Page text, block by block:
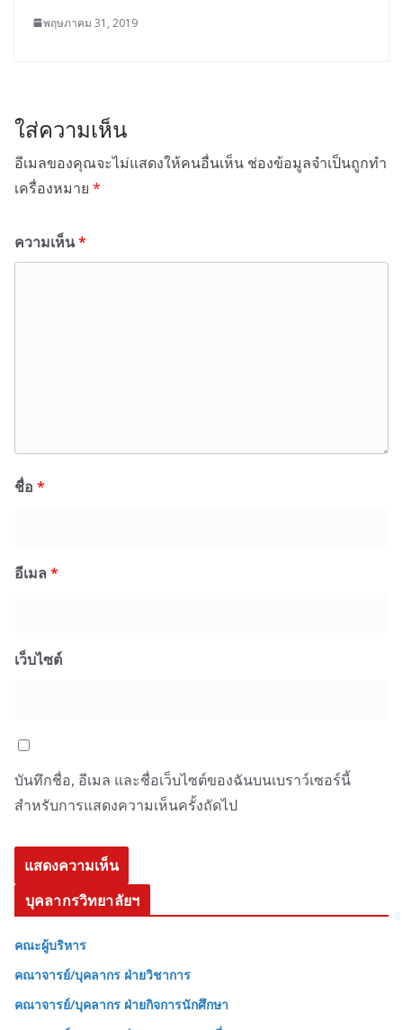
พฤษภาคม 31, 2019
ใส่ความเห็น
อีเมลของคุณจะไม่แสดงให้คนอื่นเห็น ช่องข้อมูลจำเป็นถูกทำ
เครื่องหมาย *
ความเห็น*
ชื่อ *
อีเมล *
เว็บไซต์
บันทึกชื่อ, อีเมล และชื่อเว็บไซต์ของฉันบนเบราว์เซอร์นี้
สำหรับการแสดงความเห็นครั้งถัดไป
บุคลากรวิทยาลัยฯ
คณะผู้บริหาร
คณาจารย์/บุคลากร ฝ่ายวิชาการ
คณาจารย์/บุคลากร ฝ่ายกิจการนักศึกษา